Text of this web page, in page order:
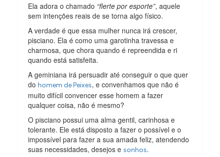
Ela adora o chamado “flerte por esporte”, aquele
sem intenções reais de se torna algo físico.
A verdade é que essa mulher nunca irá crescer,
pisciano. Ela é como uma garotinha travessa e
charmosa, que chora quando é repreendida e ri
quando está satisfeita.
A geminiana irá persuadir até conseguir o que quer
dohomem de Peixes, e convenhamos que não é
muito difícil convencer esse homem a fazer
qualquer coisa, não é mesmo?
O pisciano possui uma alma gentil, carinhosa e
tolerante. Ele está disposto a fazer o possível e o
impossível para fazer a sua amada feliz, atendendo
suas necessidades, desejos esonhos.